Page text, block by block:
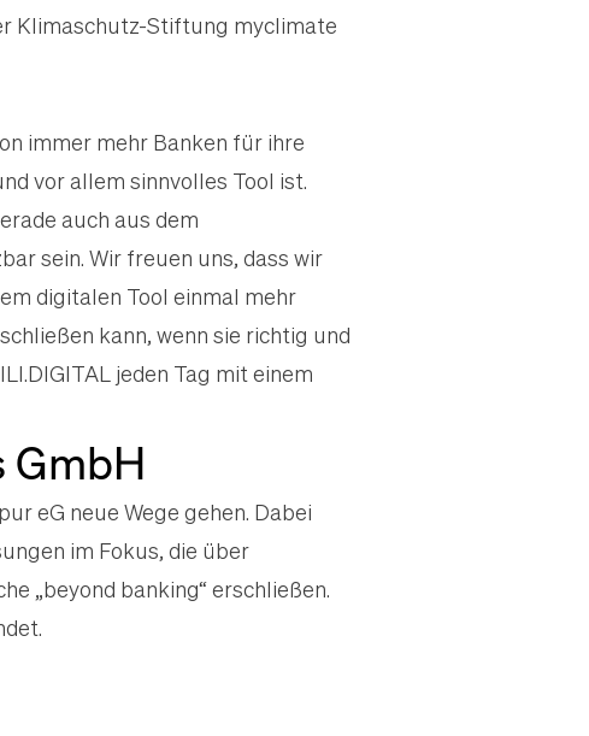
Klimaschutz-Stiftung myclimate
immer mehr Banken für ihre
vor allem sinnvolles Tool ist.
auch aus dem
sein. Wir freuen uns, dass wir
digitalen Tool einmal mehr
kann, wenn sie richtig und
jeden Tag mit einem
GmbH
eG neue Wege gehen. Dabei
im Fokus, die über
„beyond banking“ erschließen.